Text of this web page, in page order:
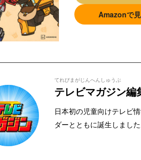
Amazonで
てれびまがじんへんしゅうぶ
テレビマガジン編
日本初の児童向けテレビ
ダーとともに誕生しまし
YouTubeの『テレビマ
講談社発行の幼年・児童